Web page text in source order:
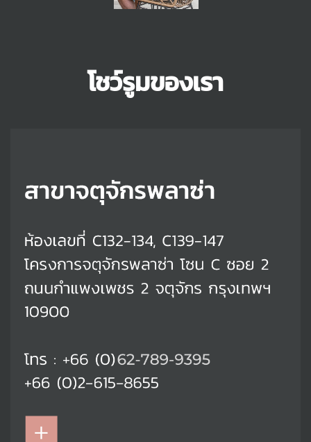
โชว์รูมของเรา